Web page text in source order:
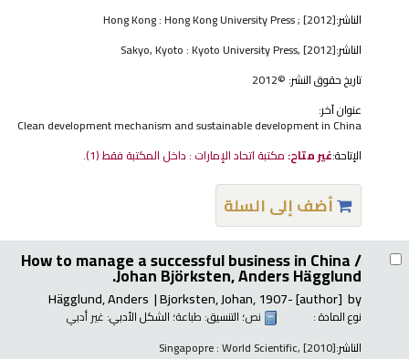
الناشر:Hong Kong : Hong Kong University Press ; [2012]
الناشر:Sakyo, Kyoto : Kyoto University Press, [2012]
تاريخ حقوق النشر: ©2012
عنوان آخر:
Clean development mechanism and sustainable development in China
الإتاحة:غير متاح: مكتبة اتحاد الإمارات : داخل المكتبة فقط(1).
أضف إلى السلة
How to manage a successful business in China /
Johan Björksten, Anders Hägglund.
by
Bjorksten, Johan, 1907-[author]
Hägglund, Anders
نوع المادة : نص؛ التنسيق: طباعة؛ الشكل الأدبي: غير أدبي
الناشر:Singapopre : World Scientific, [2010]